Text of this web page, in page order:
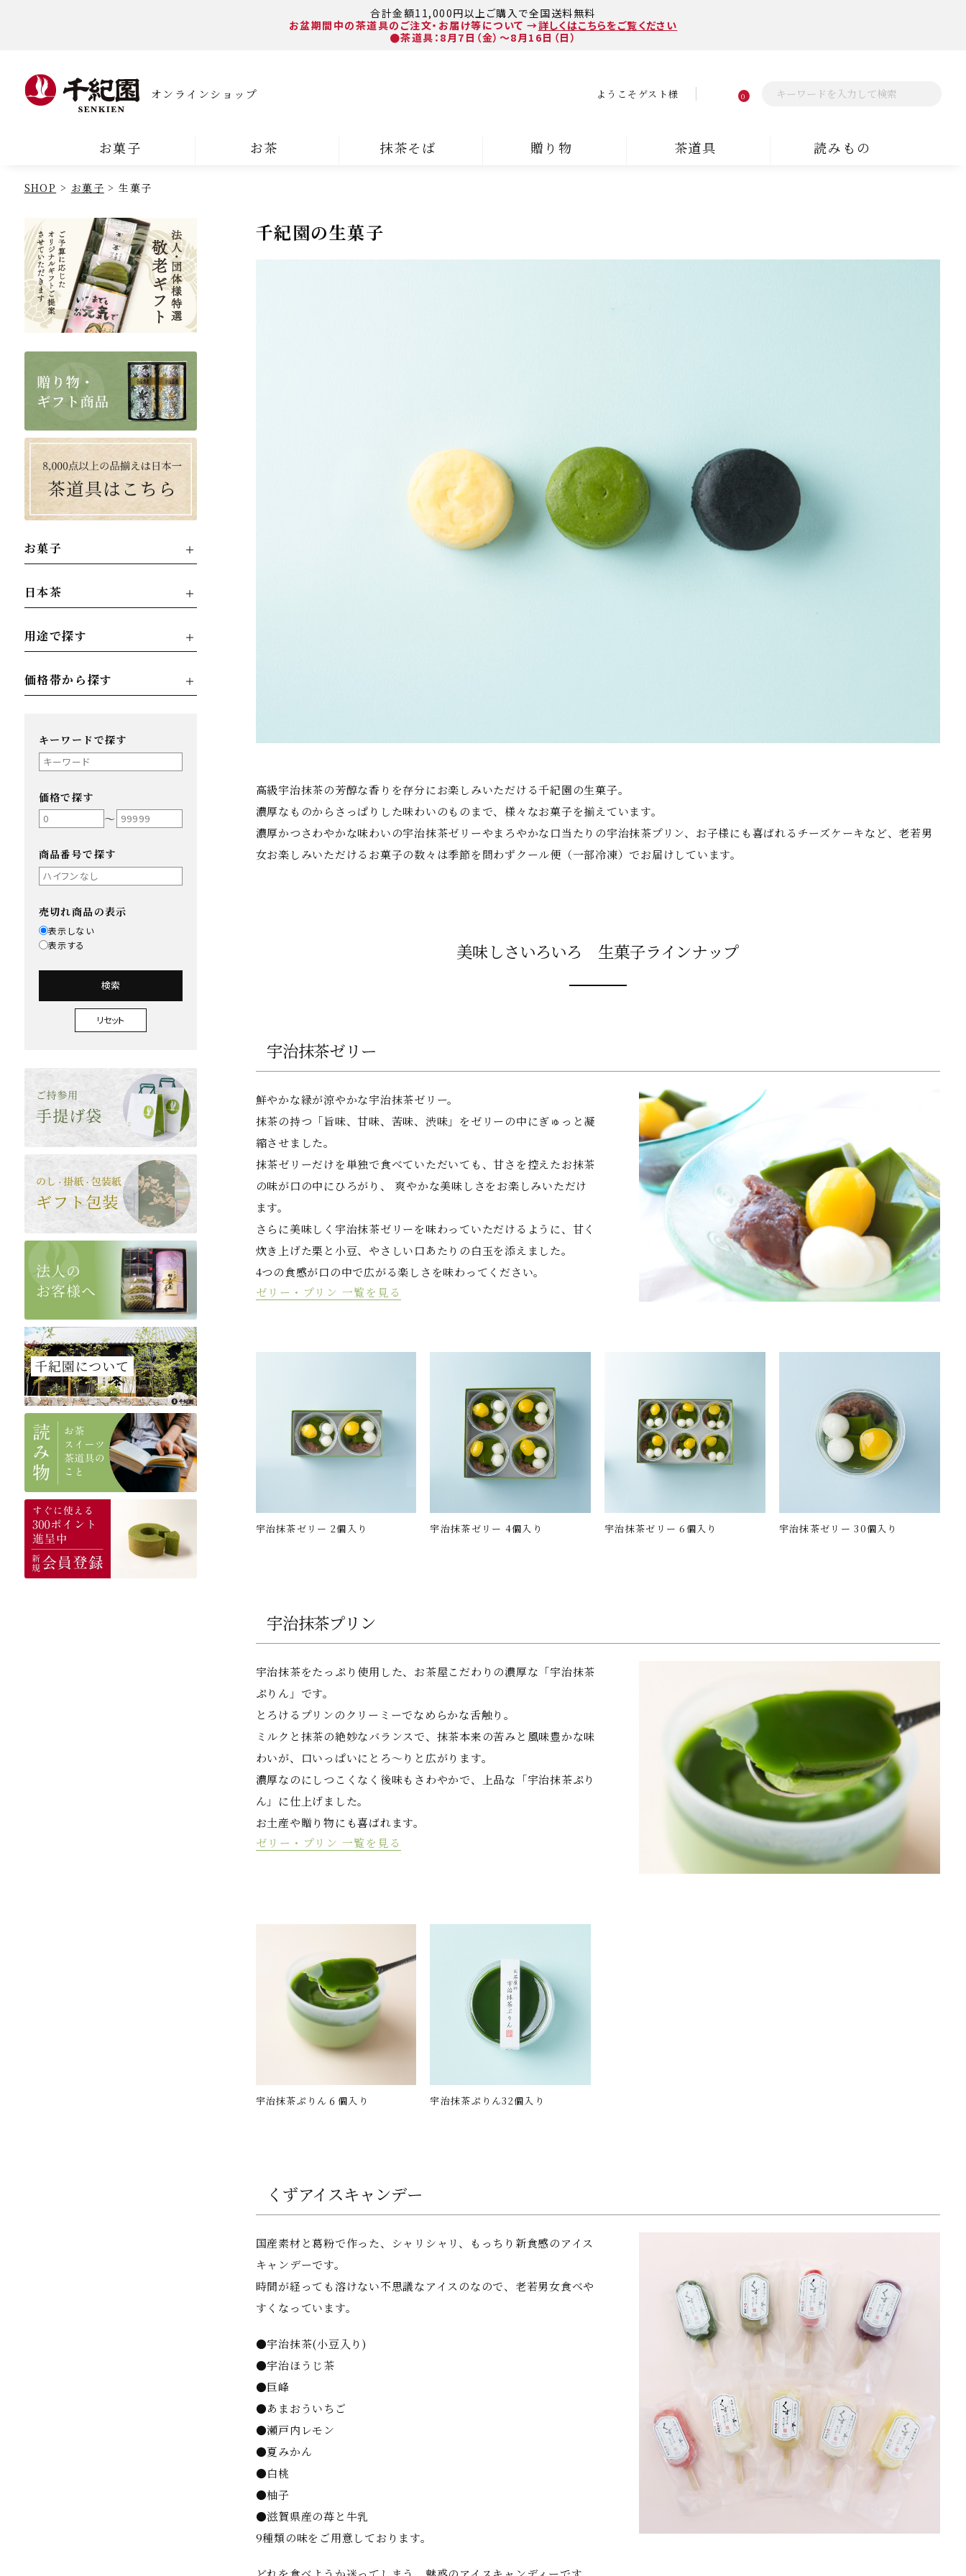
合計金額11,000円以上ご購入で全国送料無料
お盆期間中の茶道具のご注文・お届け等について →詳しくはこちらをご覧ください
●茶道具：8月7日（金）～8月16日（日）
オンラインショップ ようこそゲスト様 0
お菓子 お茶 抹茶そば 贈り物 茶道具 読みもの
SHOP お菓子 生菓子
お菓子
日本茶
用途で探す
価格帯から探す
キーワードで探す
価格で探す
〜
商品番号で探す
売切れ商品の表示
表示しない
表示する
検索
リセット
千紀園の生菓子
高級宇治抹茶の芳醇な香りを存分にお楽しみいただける千紀園の生菓子。
濃厚なものからさっぱりした味わいのものまで、様々なお菓子を揃えています。
濃厚かつさわやかな味わいの宇治抹茶ゼリーやまろやかな口当たりの宇治抹茶プリン、お子様にも喜ばれるチーズケーキなど、老若男
女お楽しみいただけるお菓子の数々は季節を問わずクール便（一部冷凍）でお届けしています。
美味しさいろいろ 生菓子ラインナップ
宇治抹茶ゼリー
鮮やかな緑が涼やかな宇治抹茶ゼリー。
抹茶の持つ「旨味、甘味、苦味、渋味」をゼリーの中にぎゅっと凝
縮させました。
抹茶ゼリーだけを単独で食べていただいても、甘さを控えたお抹茶
の味が口の中にひろがり、 爽やかな美味しさをお楽しみいただけ
ます。
さらに美味しく宇治抹茶ゼリーを味わっていただけるように、甘く
炊き上げた栗と小豆、やさしい口あたりの白玉を添えました。
4つの食感が口の中で広がる楽しさを味わってください。
ゼリー・プリン 一覧を見る
宇治抹茶ゼリー 2個入り 宇治抹茶ゼリー 4個入り 宇治抹茶ゼリー 6個入り 宇治抹茶ゼリー 30個入り
宇治抹茶プリン
宇治抹茶をたっぷり使用した、お茶屋こだわりの濃厚な「宇治抹茶
ぷりん」です。
とろけるプリンのクリーミーでなめらかな舌触り。
ミルクと抹茶の絶妙なバランスで、抹茶本来の苦みと風味豊かな味
わいが、口いっぱいにとろ～りと広がります。
濃厚なのにしつこくなく後味もさわやかで、上品な「宇治抹茶ぷり
ん」に仕上げました。
お土産や贈り物にも喜ばれます。
ゼリー・プリン 一覧を見る
宇治抹茶ぷりん６個入り 宇治抹茶ぷりん32個入り
くずアイスキャンデー
国産素材と葛粉で作った、シャリシャリ、もっちり新食感のアイス
キャンデーです。
時間が経っても溶けない不思議なアイスのなので、老若男女食べや
すくなっています。
●宇治抹茶(小豆入り)
●宇治ほうじ茶
●巨峰
●あまおういちご
●瀬戸内レモン
●夏みかん
●白桃
●柚子
●滋賀県産の苺と牛乳
9種類の味をご用意しております。